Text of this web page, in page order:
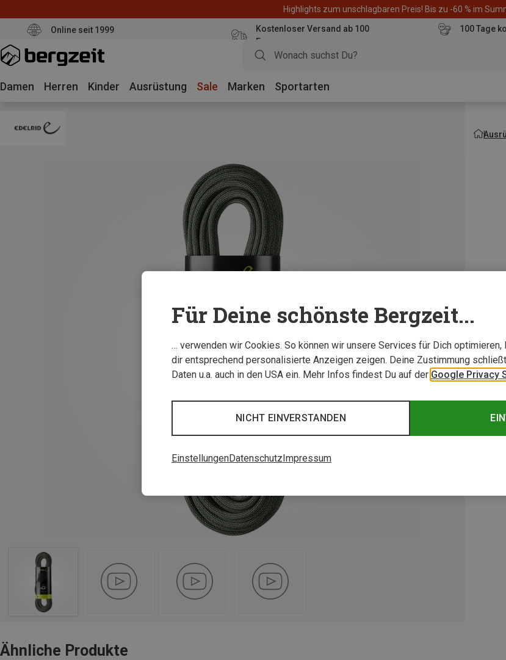
Highlights zum unschlagbaren Preis! Bis zu -60 % im
Online seit 1999
Kostenloser Versand ab 100
Euro
100 Tage
Damen Herren Kinder Ausrüstung Sale Marken Sportarten
Ähnliche Produkte
Für Deine schönste Bergzeit...
… verwenden wir Cookies. So können wir unsere Services für Dich optimieren,
dir entsprechend personalisierte Anzeigen zeigen. Deine Zustimmung
Daten u.a. auch in den USA ein. Mehr Infos findest Du auf der Google Privacy
NICHT EINVERSTANDEN
EinstellungenDatenschutzImpressum